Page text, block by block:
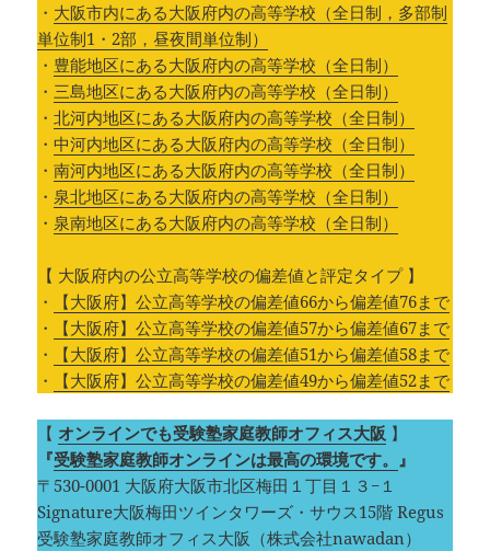
・ 大阪市内にある大阪府内の高等学校（全日制，多部制
単位制1・2部，昼夜間単位制）
・ 豊能地区にある大阪府内の高等学校（全日制）
・三島地区にある大阪府内の高等学校（全日制）
・北河内地区にある大阪府内の高等学校（全日制）
・中河内地区にある大阪府内の高等学校（全日制）
・南河内地区にある大阪府内の高等学校（全日制）
・ 泉北地区にある大阪府内の高等学校（全日制）
・ 泉南地区にある大阪府内の高等学校（全日制）
【 大阪府内の公立高等学校の偏差値と評定タイプ 】
・
【大阪府】公立高等学校の偏差値66から偏差値76まで
・
【大阪府】公立高等学校の偏差値57から偏差値67まで
・
【大阪府】公立高等学校の偏差値51から偏差値58まで
・
【大阪府】公立高等学校の偏差値49から偏差値52まで
【 オンラインでも受験塾家庭教師オフィス大阪 】
『受験塾家庭教師オンラインは最高の環境です。 』
〒530-0001 大阪府大阪市北区梅田１丁目１３−１
Signature大阪梅田ツインタワーズ・サウス15階 Regus
受験塾家庭教師オフィス大阪（株式会社nawadan）